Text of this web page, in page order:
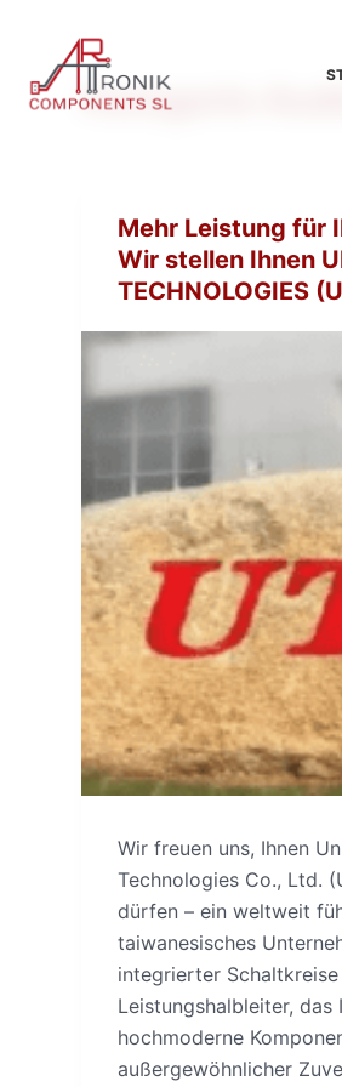
m
Kategorie
Mehr Leistung für
Wir stellen Ihnen
TECHNOLOGIES
Wir freuen uns, Ihnen
Technologies Co., Ltd.
dürfen – ein weltweit
taiwanesisches
integrierter Schaltkreise
Leistungshalbleiter, das
hochmoderne
außergewöhnlicher